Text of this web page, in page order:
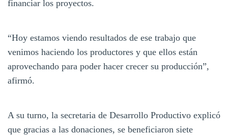
financiar los proyectos.
“Hoy estamos viendo resultados de ese trabajo que
venimos haciendo los productores y que ellos están
aprovechando para poder hacer crecer su producción”,
afirmó.
A su turno, la secretaria de Desarrollo Productivo explicó
que gracias a las donaciones, se beneficiaron siete